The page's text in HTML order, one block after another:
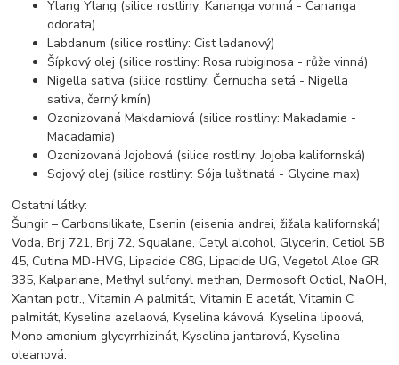
Ylang Ylang (silice rostliny: Kananga vonná - Cananga
odorata)
Labdanum (silice rostliny: Cist ladanový)
Šípkový olej (silice rostliny: Rosa rubiginosa - růže vinná)
Nigella sativa (silice rostliny: Černucha setá - Nigella
sativa, černý kmín)
Ozonizovaná Makdamiová (silice rostliny: Makadamie -
Macadamia)
Ozonizovaná Jojobová (silice rostliny: Jojoba kalifornská)
Sojový olej (silice rostliny: Sója luštinatá - Glycine max)
Ostatní látky:
Šungir – Carbonsilikate, Esenin (eisenia andrei, žižala kalifornská)
Voda, Brij 721, Brij 72, Squalane, Cetyl alcohol, Glycerin, Cetiol SB
45, Cutina MD-HVG, Lipacide C8G, Lipacide UG, Vegetol Aloe GR
335, Kalpariane, Methyl sulfonyl methan, Dermosoft Octiol, NaOH,
Xantan potr., Vitamin A palmitát, Vitamin E acetát, Vitamin C
palmitát, Kyselina azelaová, Kyselina kávová, Kyselina lipoová,
Mono amonium glycyrrhizinát, Kyselina jantarová, Kyselina
oleanová.